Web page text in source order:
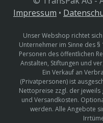
Impressum •
Unser Webshop richtet
Unternehmer im Sinne des
Personen des öffentlichen
Anstalten, Stiftungen und
Ein Verkauf an
(Privatpersonen) ist
Nettopreise zzgl. der
und Versandkosten.
werden. Alle Angebote